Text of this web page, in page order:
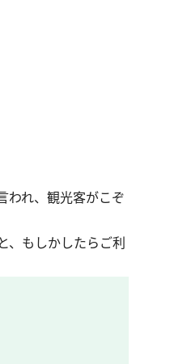
われ、観光客がこぞ
、もしかしたらご利